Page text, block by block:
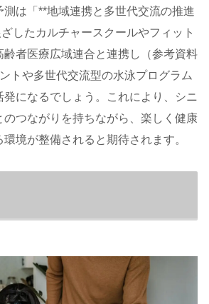
は「**地域連携と多世代交流の推進
したカルチャースクールやフィット
齢者医療広域連合と連携し（参考資料
トや多世代交流型の水泳プログラム
発になるでしょう。これにより、シニ
のつながりを持ちながら、楽しく健康
境が整備されると期待されます。